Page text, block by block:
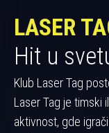
LASER
Hit u
Klub Laser Tag
Laser Tag je timski
aktivnost, gde